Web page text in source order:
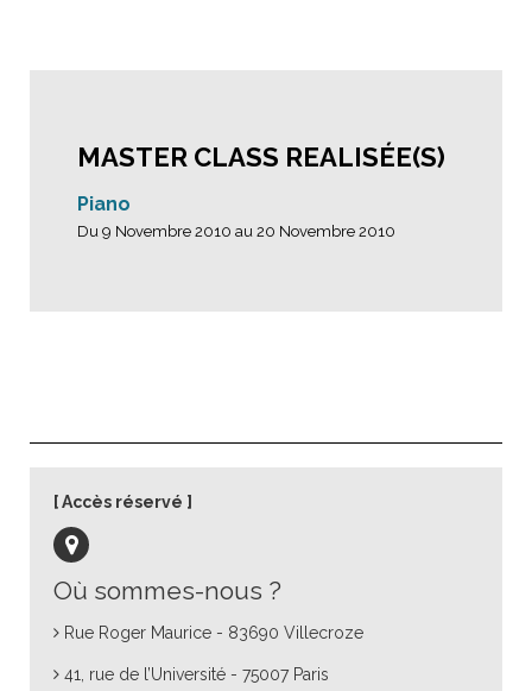
MASTER CLASS REALISÉE(S)
Piano
Du 9 Novembre 2010 au 20 Novembre 2010
Où sommes-nous ?
Rue Roger Maurice - 83690 Villecroze
41, rue de l’Université - 75007 Paris
Accès réservé